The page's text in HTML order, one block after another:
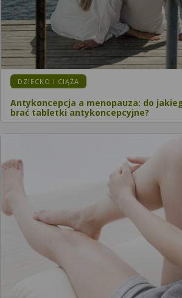
KATEGORIA:
DZIECKO I CIĄŻA
Antykoncepcja a menopauza: do
brać tabletki antykoncepcyjne?